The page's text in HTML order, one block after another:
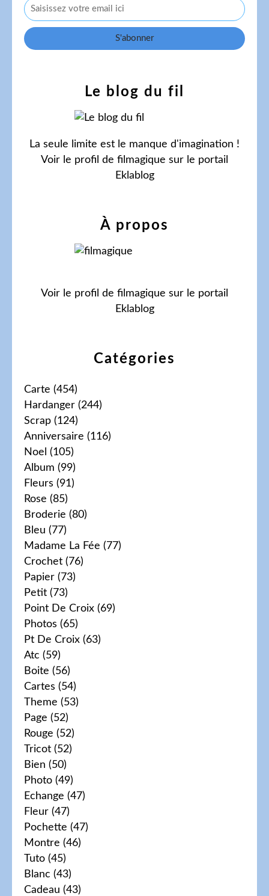
Catégories
Carte (454)
Hardanger (244)
Scrap (124)
Anniversaire (116)
Noel (105)
Album (99)
Fleurs (91)
Rose (85)
Broderie (80)
Bleu (77)
Madame La Fée (77)
Crochet (76)
Papier (73)
Petit (73)
Point De Croix (69)
Photos (65)
Pt De Croix (63)
Atc (59)
Boite (56)
Cartes (54)
Theme (53)
Page (52)
Rouge (52)
Tricot (52)
Bien (50)
Photo (49)
Echange (47)
Fleur (47)
Pochette (47)
Montre (46)
Tuto (45)
Blanc (43)
Cadeau (43)
Le blog du fil
La seule limite est le manque d'imagination !
Voir le profil de filmagique sur le portail
Eklablog
À propos
Voir le profil de filmagique sur le portail
Eklablog